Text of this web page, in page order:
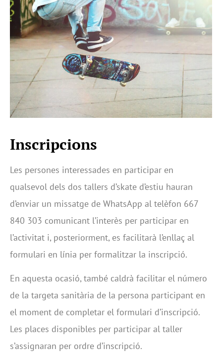
Inscripcions
Les persones interessades en participar en
qualsevol dels dos tallers d’skate d’estiu hauran
d’enviar un missatge de WhatsApp al telèfon 667
840 303 comunicant l’interès per participar en
l’activitat i, posteriorment, es facilitarà l’enllaç al
formulari en línia per formalitzar la inscripció.
En aquesta ocasió, també caldrà facilitar el número
de la targeta sanitària de la persona participant en
el moment de completar el formulari d’inscripció.
Les places disponibles per participar al taller
s’assignaran per ordre d’inscripció.